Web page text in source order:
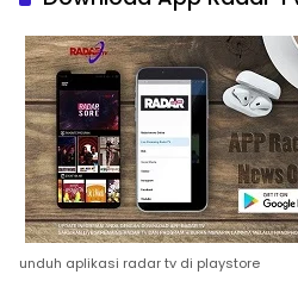
unduh aplikasi radar tv di playstore